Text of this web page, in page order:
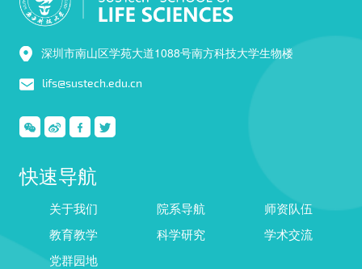
深圳市南山区学苑大道1088号南方科技大学生物楼
lifs@sustech.edu.cn
快速导航
关于我们 院系导航
师资队伍
教育教学
科学研究
学术交流
党群园地